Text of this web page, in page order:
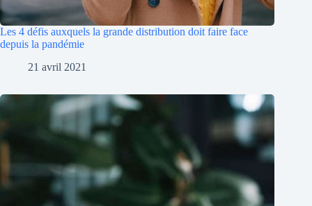
Les 4 défis auxquels la grande distribution doit faire face
depuis la pandémie
21 avril 2021